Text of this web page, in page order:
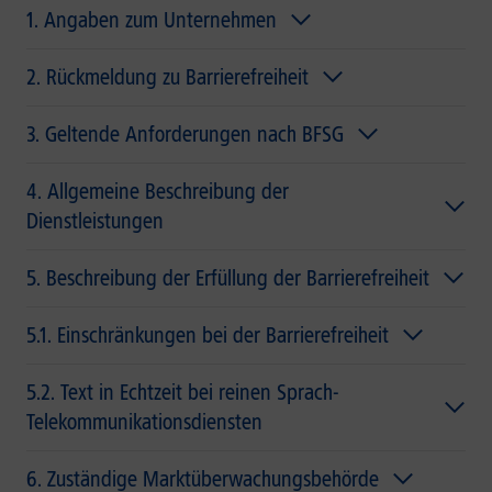
1. Angaben zum Unternehmen
2. Rückmeldung zu Barrierefreiheit
3. Geltende Anforderungen nach BFSG
4. Allgemeine Beschreibung der
Dienstleistungen
5. Beschreibung der Erfüllung der Barrierefreiheit
5.1. Einschränkungen bei der Barrierefreiheit
5.2. Text in Echtzeit bei reinen Sprach-
Telekommunikationsdiensten
6. Zuständige Marktüberwachungsbehörde